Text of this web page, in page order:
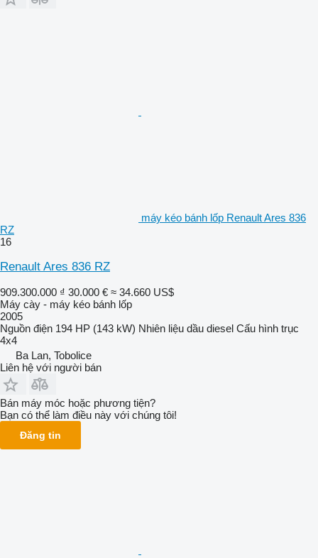
máy kéo bánh lốp Renault Ares 836
RZ
16
Renault Ares 836 RZ
909.300.000 ₫ 30.000 € ≈ 34.660 US$
Máy cày - máy kéo bánh lốp
2005
Nguồn điện 194 HP (143 kW) Nhiên liệu dầu diesel Cấu hình trục
4x4
Ba Lan, Tobolice
Liên hệ với người bán
Bán máy móc hoặc phương tiện?
Bạn có thể làm điều này với chúng tôi!
Đăng tin